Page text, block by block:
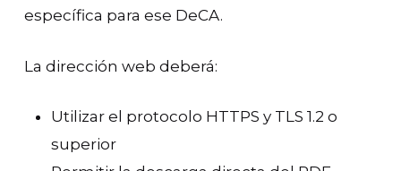
específica para ese DeCA.
La dirección web deberá:
Utilizar el protocolo HTTPS y TLS 1.2 o
superior